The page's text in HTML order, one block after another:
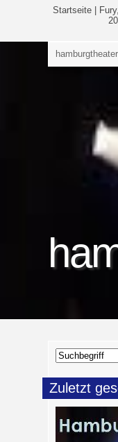
Startseite
Zuletzt